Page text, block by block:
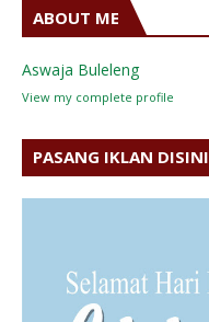
ABOUT ME
Aswaja Buleleng
View my complete profile
PASANG IKLAN DISINI